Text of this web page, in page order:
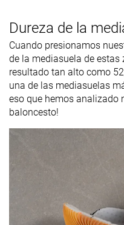
Dureza de la
Cuando presionamos
de la mediasuela de
resultado tan alto como
una de las mediasuelas
eso que hemos analizado
baloncesto!